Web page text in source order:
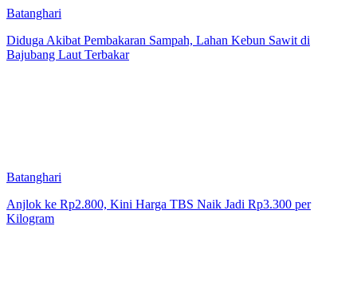
Batanghari
Diduga Akibat Pembakaran Sampah, Lahan Kebun Sawit di
Bajubang Laut Terbakar
Batanghari
Anjlok ke Rp2.800, Kini Harga TBS Naik Jadi Rp3.300 per
Kilogram